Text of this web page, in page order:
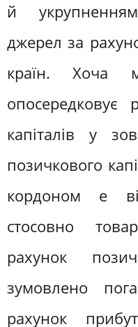
й
джерел за
країн. Хоча
опосередковує
капіталів у
позичкового
кордоном е
стосовно
рахунок
зумовлено
рахунок